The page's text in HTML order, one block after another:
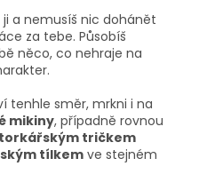
ji a nemusíš nic dohánět
za tebe. Působíš
něco, co nehraje na
tenhle směr, mrkni i na
mikiny, případně rovnou
tričkem
tílkem ve stejném